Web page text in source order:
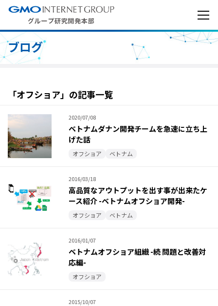
ブログ
「オフショア」の記事一覧
2020/07/08
ベトナムダナン開発チームを急速に立ち上
げた話
オフショア ベトナム
2016/03/18
高品質なアウトプットを出す事が出来たケ
ース紹介 -ベトナムオフショア開発-
オフショア ベトナム
2016/01/07
ベトナムオフショア組織 -続 問題と改善対
応編-
オフショア
2015/10/07